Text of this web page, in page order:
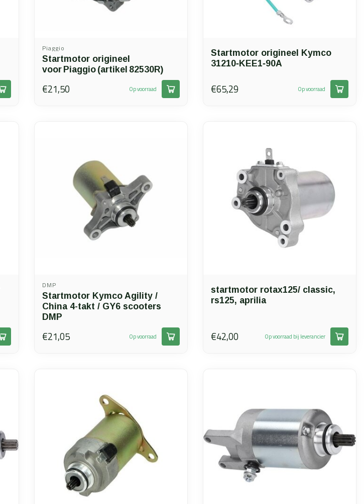
Piaggio
Startmotor origineel
voor Piaggio (artikel 82530R)
€21,50 Op voorraad
Startmotor origineel Kymco
31210‑KEE1‑90A
€65,29 Op voorraad
DMP
Startmotor Kymco Agility /
China 4-takt / GY6 scooters
DMP
€21,05 Op voorraad
startmotor rotax125/ classic,
rs125, aprilia
€42,00 Op voorraad bij leverancier